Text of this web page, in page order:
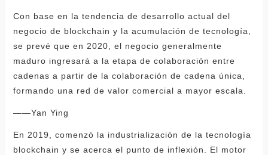
Con base en la tendencia de desarrollo actual del
negocio de blockchain y la acumulación de tecnología,
se prevé que en 2020, el negocio generalmente
maduro ingresará a la etapa de colaboración entre
cadenas a partir de la colaboración de cadena única,
formando una red de valor comercial a mayor escala.
——Yan Ying
En 2019, comenzó la industrialización de la tecnología
blockchain y se acerca el punto de inflexión. El motor